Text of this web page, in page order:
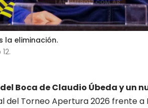
la eliminación.
Boca deClaudio Úbeday un
del Torneo Apertura 2026 frente a